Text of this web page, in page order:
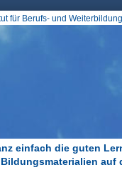
für Berufs- und Weiterbildung
einfach die guten
auf